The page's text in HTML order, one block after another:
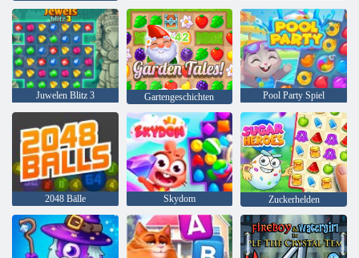
Juwelen Blitz 3 Gartengeschichten Pool Party Spiel
2048 Bälle Skydom Zuckerhelden